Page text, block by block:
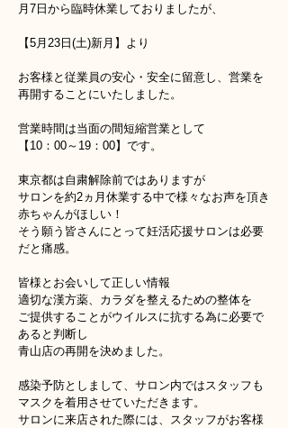
月7日から臨時休業しておりましたが、
【5月23日(土)新月】より
お客様と従業員の安心・安全に留意し、営業を
再開することにいたしました。
営業時間は当面の間短縮営業として
【10：00～19：00】です。
東京都は自粛解除前ではありますが
サロンを約2ヵ月休業する中で様々なお声を頂き
赤ちゃんがほしい！
そう願う皆さんにとって妊活応援サロンは必要
だと痛感。
皆様とお会いして正しい情報
適切な漢方薬、カラダを整えるための整体を
ご提供することがウイルスに抗する為に必要で
あると判断し
青山店の再開を決めました。
感染予防としまして、サロン内ではスタッフも
マスクを着用させていただきます。
サロンに来店された際には、スタッフがお客様